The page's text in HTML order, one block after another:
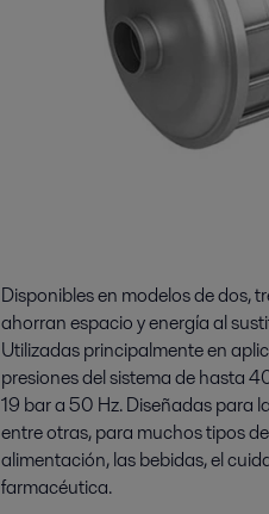
Disponibles en modelos de dos,
ahorran espacio y energía al
Utilizadas principalmente en
presiones del sistema de hasta
19 bar a 50 Hz. Diseñadas para
entre otras, para muchos tipos
alimentación, las bebidas, el
farmacéutica.